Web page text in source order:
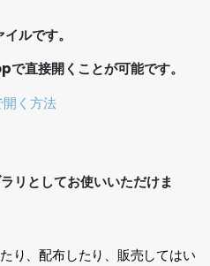
ルです。
直接開くことが可能です。
く方法
リとしてお使いいただけま
り、配布したり、販売してはい